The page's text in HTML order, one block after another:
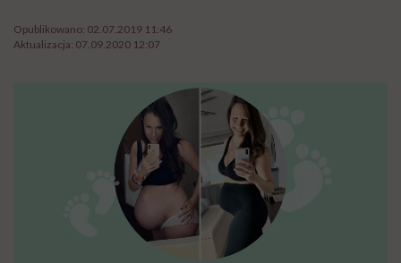
Opublikowano: 02.07.2019 11:46
Aktualizacja: 07.09.2020 12:07